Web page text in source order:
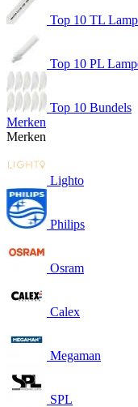
Top 10 TL
Top 10 PL
Top 10 Bundels
Merken
Merken
Lighto
Philips
Osram
Calex
Megaman
SPL